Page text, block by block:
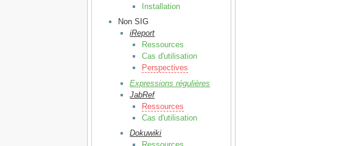
Installation
Non SIG
iReport
Ressources
Cas d'utilisation
Perspectives
Expressions régulières
JabRef
Ressources
Cas d'utilisation
Dokuwiki